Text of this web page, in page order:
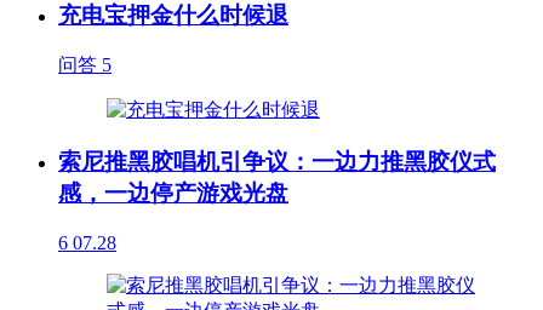
充电宝押金什么时候退
问答 5
索尼推黑胶唱机引争议：一边力推黑胶仪式
感，一边停产游戏光盘
6 07.28